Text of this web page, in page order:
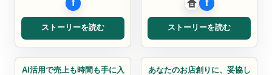
とビジネス…
ストーリーを読む ストーリーを読む
コンサルタント
AI活用で売上も時間も手に入
店舗内装
あなたのお店創りに、妥協し